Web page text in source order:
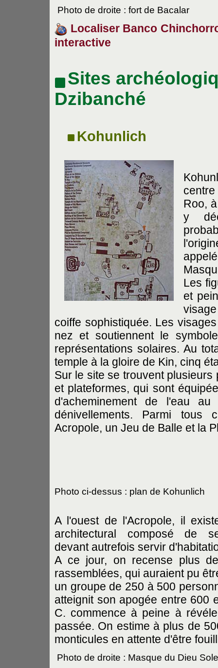
Photo de droite : fort de Bacalar
Localiser Banco
interactive
Sites
Dzibanché
Kohunlich
Roo,
y
Les
et
coiffe sophistiquée. Les
nez et soutiennent le
représentations solaires. Au
temple à la gloire de Kin, cinq
Sur le site se trouvent
et plateformes, qui sont
d'acheminement de l'eau
dénivellements. Parmi tous
Acropole, un Jeu de Balle et la
Photo ci-dessus : plan de Kohunlich
A l'ouest de l'Acropole, il
architectural composé de
devant autrefois servir
A ce jour, on recense plus
rassemblées, qui auraient pu
un groupe de 250 à 500
atteignit son apogée entre 600
C. commence à peine à
passée. On estime à plus de
monticules en attente d'être
Photo de droite : Masque du Dieu